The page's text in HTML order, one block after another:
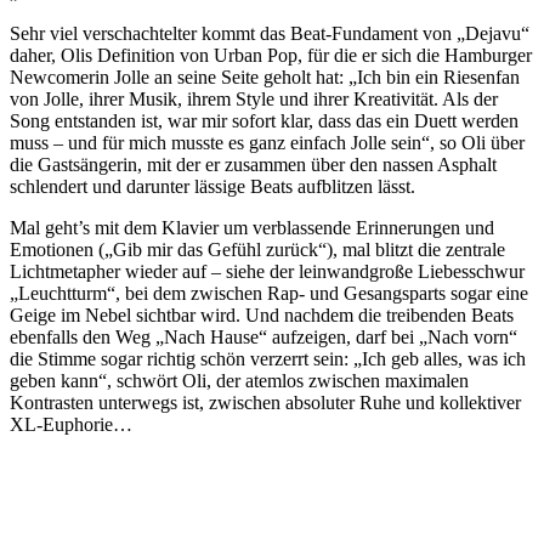
Sehr viel verschachtelter kommt das Beat-Fundament von „Dejavu“
daher, Olis Definition von Urban Pop, für die er sich die Hamburger
Newcomerin Jolle an seine Seite geholt hat: „Ich bin ein Riesenfan
von Jolle, ihrer Musik, ihrem Style und ihrer Kreativität. Als der
Song entstanden ist, war mir sofort klar, dass das ein Duett werden
muss – und für mich musste es ganz einfach Jolle sein“, so Oli über
die Gastsängerin, mit der er zusammen über den nassen Asphalt
schlendert und darunter lässige Beats aufblitzen lässt.
Mal geht’s mit dem Klavier um verblassende Erinnerungen und
Emotionen („Gib mir das Gefühl zurück“), mal blitzt die zentrale
Lichtmetapher wieder auf – siehe der leinwandgroße Liebesschwur
„Leuchtturm“, bei dem zwischen Rap- und Gesangsparts sogar eine
Geige im Nebel sichtbar wird. Und nachdem die treibenden Beats
ebenfalls den Weg „Nach Hause“ aufzeigen, darf bei „Nach vorn“
die Stimme sogar richtig schön verzerrt sein: „Ich geb alles, was ich
geben kann“, schwört Oli, der atemlos zwischen maximalen
Kontrasten unterwegs ist, zwischen absoluter Ruhe und kollektiver
XL-Euphorie…